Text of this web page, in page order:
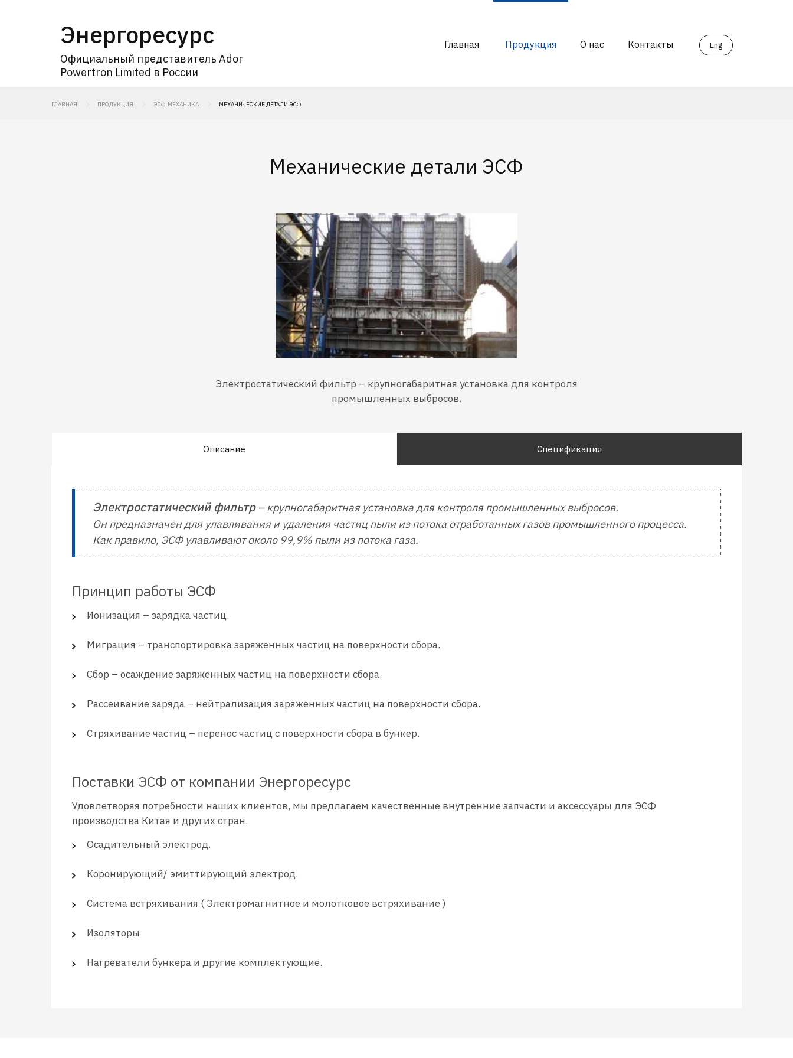
Энергоресурс
Официальный представитель Ador
Powertron Limited в России
Главная Продукция О нас Контакты Eng
ГЛАВНАЯ ПРОДУКЦИЯ ЭСФ-МЕХАНИКА МЕХАНИЧЕСКИЕ ДЕТАЛИ ЭСФ
Механические детали ЭСФ
Электростатический фильтр – крупногабаритная установка для контроля
промышленных выбросов.
Описание Спецификация
Электростатический фильтр– крупногабаритная установка для контроля промышленных выбросов.
Он предназначен для улавливания и удаления частиц пыли из потока отработанных газов промышленного процесса.
Как правило, ЭСФ улавливают около 99,9% пыли из потока газа.
Принцип работы ЭСФ
Ионизация – зарядка частиц.
Миграция – транспортировка заряженных частиц на поверхности сбора.
Сбор – осаждение заряженных частиц на поверхности сбора.
Рассеивание заряда – нейтрализация заряженных частиц на поверхности сбора.
Стряхивание частиц – перенос частиц с поверхности сбора в бункер.
Поставки ЭСФ от компании Энергоресурс
Удовлетворяя потребности наших клиентов, мы предлагаем качественные внутренние запчасти и аксессуары для ЭСФ
производства Китая и других стран.
Осадительный электрод.
Коронирующий/ эмиттирующий электрод.
Система встряхивания ( Электромагнитное и молотковое встряхивание )
Изоляторы
Нагреватели бункера и другие комплектующие.